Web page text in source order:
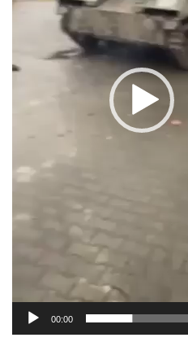
00:00